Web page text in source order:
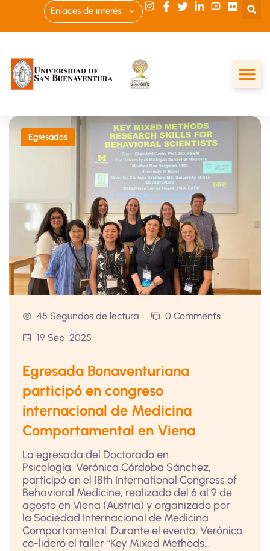
Enlaces de interés
Egresados
45 Segundos de lectura
0 Comments
19 Sep, 2025
Egresada Bonaventuriana
participó en congreso
internacional de Medicina
Comportamental en Viena
La egresada del Doctorado en
Psicología, Verónica Córdoba Sánchez,
participó en el 18th International Congress of
Behavioral Medicine, realizado del 6 al 9 de
agosto en Viena (Austria) y organizado por
la Sociedad Internacional de Medicina
Comportamental. Durante el evento, Verónica
co-lideró el taller “Key Mixed Methods...